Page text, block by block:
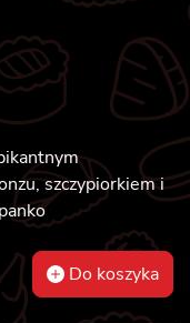
szczypiorkiem i
Do koszyka